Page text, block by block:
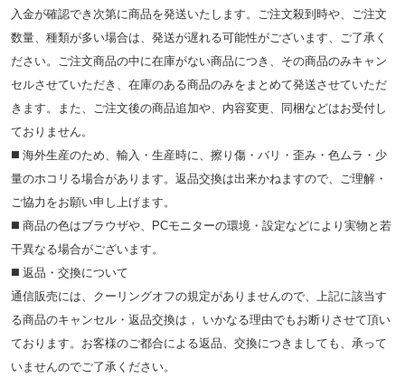
入金が確認でき次第に商品を発送いたします。ご注文殺到時や、ご注文
数量、種類が多い場合は、発送が遅れる可能性がございます、ご了承く
ださい。ご注文商品の中に在庫がない商品につき、その商品のみキャン
セルさせていただき、在庫のある商品のみをまとめて発送させていただ
きます。また、ご注文後の商品追加や、内容変更、同梱などはお受付し
ておりません。
◼️ 海外⽣産のため、輸⼊・⽣産時に、擦り傷・バリ・歪み・色ムラ・少
量のホコリる場合があります。返品交換は出来かねますので、ご理解・
ご協⼒をお願い申し上げます。
◼️ 商品の⾊はブラウザや、PCモニターの環境・設定などにより実物と若
⼲異なる場合がございます。
◼️ 返品・交換について
通信販売には、クーリングオフの規定がありませんので、上記に該当す
る商品のキャンセル・返品交換は， いかなる理由でもお断りさせて頂い
ております。お客様のご都合による返品、交換につきましても、承って
いませんのでご了承ください。